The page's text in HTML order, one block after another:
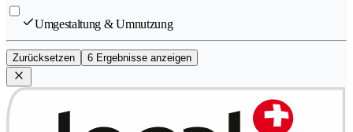
Umgestaltung & Umnutzung
Zurücksetzen 6 Ergebnisse anzeigen